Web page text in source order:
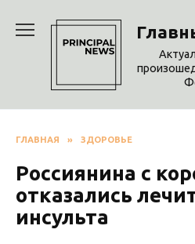
содержанию
ГЛАВНАЯ » ЗДОРОВЬЕ
Россиянина с
отказались
инсульта